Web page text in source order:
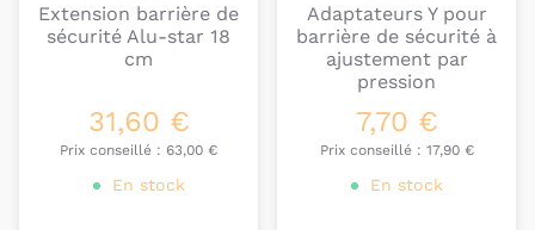
Extension barrière de
sécurité Alu-star 18
cm
31,60 €
Prix conseillé : 63,00 €
En stock
Adaptateurs Y pour
barrière de sécurité à
ajustement par
pression
7,70 €
Prix conseillé : 17,90 €
En stock